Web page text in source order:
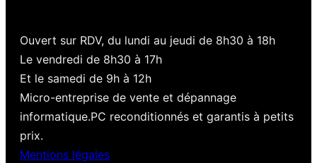
Ouvert sur RDV, du lundi au jeudi de 8h30 à 18h
Le vendredi de 8h30 à 17h
Et le samedi de 9h à 12h
Micro-entreprise de vente et dépannage
informatique.PC reconditionnés et garantis à petits
prix.
Mentions légales